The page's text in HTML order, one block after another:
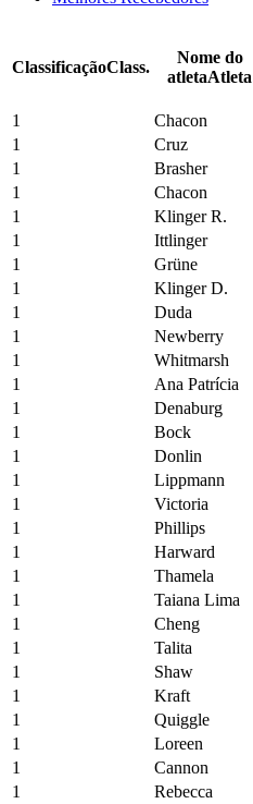
ClassificaçãoClass.
Nome do
atletaAtleta
1
Chacon
1
Cruz
1
Brasher
1
Chacon
1
Klinger R.
1
Ittlinger
1
Grüne
1
Klinger D.
1
Duda
1
Newberry
1
Whitmarsh
1
Ana Patrícia
1
Denaburg
1
Bock
1
Donlin
1
Lippmann
1
Victoria
1
Phillips
1
Harward
1
Thamela
1
Taiana Lima
1
Cheng
1
Talita
1
Shaw
1
Kraft
1
Quiggle
1
Loreen
1
Cannon
1
Rebecca